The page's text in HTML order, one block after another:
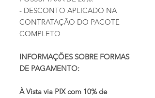
- DESCONTO APLICADO NA
CONTRATAÇÃO DO PACOTE
COMPLETO
INFORMAÇÕES SOBRE FORMAS
DE PAGAMENTO:
À Vista via PIX com 10% de